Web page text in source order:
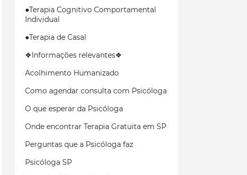
●Terapia Cognitivo Comportamental
Individual
●Terapia de Casal
❖Informações relevantes❖
Acolhimento Humanizado
Como agendar consulta com Psicóloga
O que esperar da Psicóloga
Onde encontrar Terapia Gratuita em SP
Perguntas que a Psicóloga faz
Psicóloga SP